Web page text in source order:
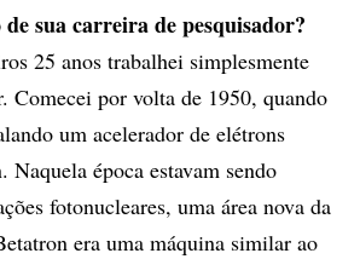
sua carreira de pesquisador?
25 anos trabalhei simplesmente
Comecei por volta de 1950, quando
um acelerador de elétrons
Naquela época estavam sendo
fotonucleares, uma área nova da
era uma máquina similar ao